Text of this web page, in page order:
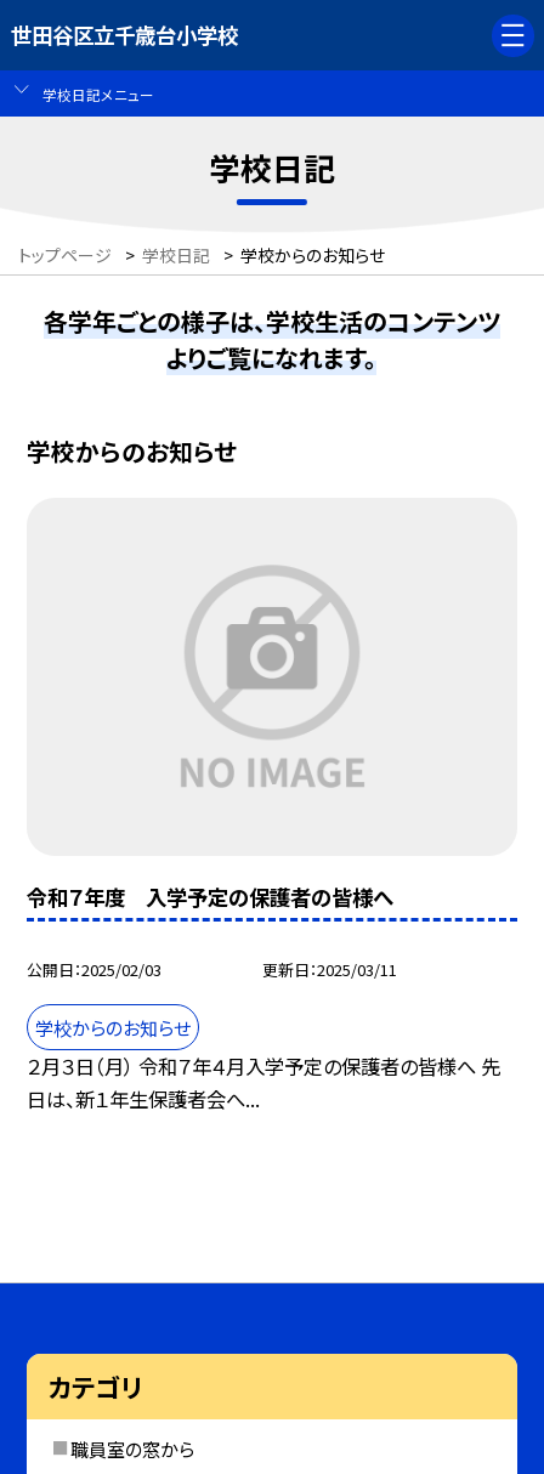
世田谷区立千歳台小学校
学校日記メニュー
学校日記
トップページ > 学校日記 > 学校からのお知らせ
各学年ごとの様子は、学校生活のコンテンツ
よりご覧になれます。
学校からのお知らせ
令和７年度 入学予定の保護者の皆様へ
公開日 2025/02/03 更新日 2025/03/11
学校からのお知らせ
２月３日（月） 令和７年４月入学予定の保護者の皆様へ 先
日は、新１年生保護者会へ...
カテゴリ
職員室の窓から